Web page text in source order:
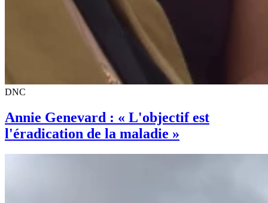
DNC
Annie Genevard : « L'objectif est
l'éradication de la maladie »